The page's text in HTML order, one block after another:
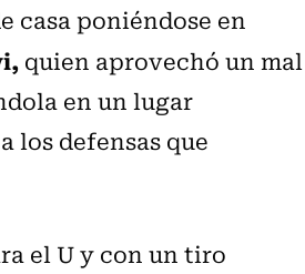
casa poniéndose en
quien aprovechó un mal
en un lugar
los defensas que
el U y con un tiro